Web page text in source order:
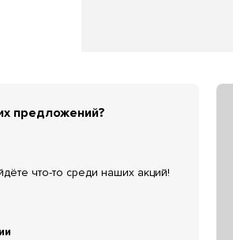
предложений?
что-то среди наших акций!